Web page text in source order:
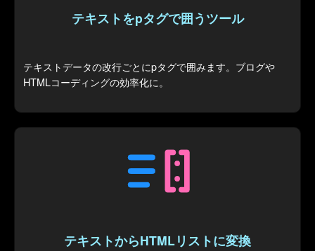
テキストをpタグで囲うツール
テキストデータの改行ごとにpタグで囲みます。ブログや
HTMLコーディングの効率化に。
テキストからHTMLリストに変換